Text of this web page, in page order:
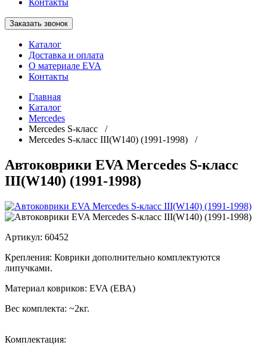
Контакты
Заказать звонок
Каталог
Доставка и оплата
О материале EVA
Контакты
Главная
Каталог
Mercedes
Mercedes S-класс /
Mercedes S-класс III(W140) (1991-1998) /
Автоковрики EVA Mercedes S-класс
III(W140) (1991-1998)
Артикул: 60452
Крепления: Коврики дополнительно комплектуются
липучками.
Материал ковриков: EVA (ЕВА)
Вес комплекта: ~2кг.
Комплектация: